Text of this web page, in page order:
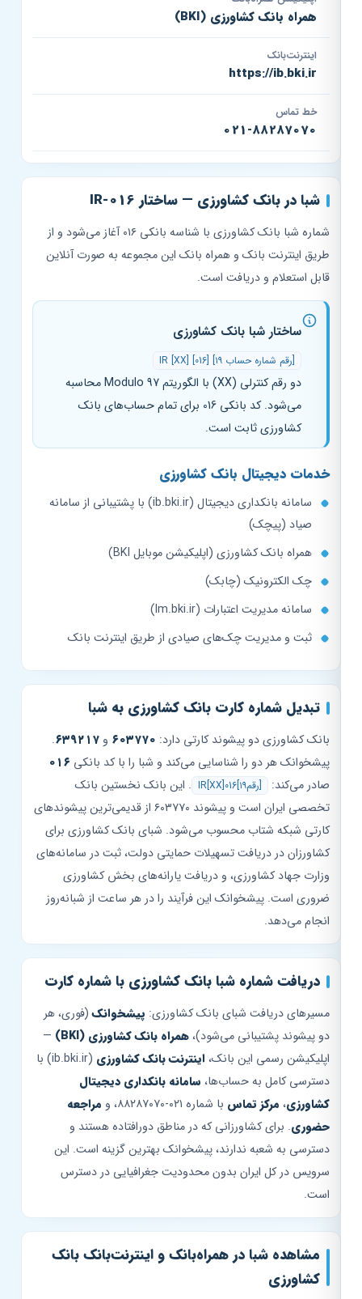
همراه بانک کشاورزی (BKI)
اینترنت‌بانک
https://ib.bki.ir
خط تماس
021-88287070
شبا در بانک کشاورزی — ساختار IR-016
شماره شبا بانک کشاورزی با شناسه بانکی ۰۱۶ آغاز می‌شود و از
طریق اینترنت بانک و همراه بانک این مجموعه به صورت آنلاین
قابل استعلام و دریافت است.
ساختار شبا بانک کشاورزی
دو رقم کنترلی (XX) با الگوریتم Modulo 97 محاسبه
می‌شود. کد بانکی 016 برای تمام حساب‌های بانک
کشاورزی ثابت است.
خدمات دیجیتال بانک کشاورزی
سامانه بانکداری دیجیتال (ib.bki.ir) با پشتیبانی از سامانه
صیاد (پیچک)
همراه بانک کشاورزی (اپلیکیشن موبایل BKI)
چک الکترونیک (چابک)
سامانه مدیریت اعتبارات (lm.bki.ir)
ثبت و مدیریت چک‌های صیادی از طریق اینترنت بانک
تبدیل شماره کارت بانک کشاورزی به شبا
بانک کشاورزی دو پیشوند کارتی دارد:۶۰۳۷۷۰و۶۳۹۲۱۷.
پیشخوانک هر دو را شناسایی می‌کند و شبا را با کد بانکی۰۱۶
صادر می‌کند: IR[XX]016[۱۹رقم]
. این بانک نخستین بانک
تخصصی ایران است و پیشوند ۶۰۳۷۷۰ از قدیمی‌ترین پیشوندهای
کارتی شبکه شتاب محسوب می‌شود. شبای بانک کشاورزی برای
کشاورزان در دریافت تسهیلات حمایتی دولت، ثبت در سامانه‌های
وزارت جهاد کشاورزی، و دریافت یارانه‌های بخش کشاورزی
ضروری است. پیشخوانک این فرآیند را در هر ساعت از شبانه‌روز
انجام می‌دهد.
دریافت شماره شبا بانک کشاورزی با شماره کارت
مسیرهای دریافت شبای بانک کشاورزی:پیشخوانک(فوری، هر
دو پیشوند پشتیبانی می‌شود)،همراه بانک کشاورزی (BKI)
—
اپلیکیشن رسمی این بانک،اینترنت بانک کشاورزی
(ib.bki.ir) با
دسترسی کامل به حساب‌ها،سامانه بانکداری دیجیتال
کشاورزی،مرکز تماسبا شماره ۰۲۱-۸۸۲۸۷۰۷۰، و
مراجعه
حضوری. برای کشاورزانی که در مناطق دورافتاده هستند و
دسترسی به شعبه ندارند، پیشخوانک بهترین گزینه است. این
سرویس در کل ایران بدون محدودیت جغرافیایی در دسترس
است.
مشاهده شبا در همراه‌بانک و اینترنت‌بانک بانک
کشاورزی